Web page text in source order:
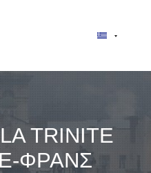
TRINITE
ΦΡΑΝΣ